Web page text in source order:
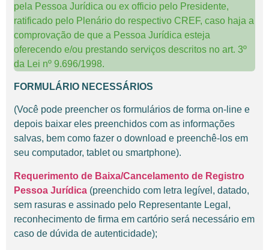
pela Pessoa Jurídica ou ex officio pelo Presidente,
ratificado pelo Plenário do respectivo CREF, caso haja a
comprovação de que a Pessoa Jurídica esteja
oferecendo e/ou prestando serviços descritos no art. 3º
da Lei nº 9.696/1998.
FORMULÁRIO NECESSÁRIOS
(Você pode preencher os formulários de forma on-line e
depois baixar eles preenchidos com as informações
salvas, bem como fazer o download e preenchê-los em
seu computador, tablet ou smartphone).
Requerimento de Baixa/Cancelamento de Registro
Pessoa Jurídica (preenchido com letra legível, datado,
sem rasuras e assinado pelo Representante Legal,
reconhecimento de firma em cartório será necessário em
caso de dúvida de autenticidade);